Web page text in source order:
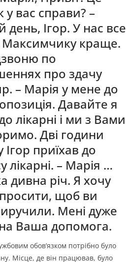
у вас справи? –
день, Ігор. У нас все
Максимчику краще.
по
про здачу
– Марія у мене до
Давайте я
до лікарні і ми з Вами
Дві години
Ігор приїхав до
лікарні. – Марія …
дивна річ. Я хочу
щоб ви
Мені дуже
Ваша допомога.
обов’язком потрібно було
Місце, де він працював, було